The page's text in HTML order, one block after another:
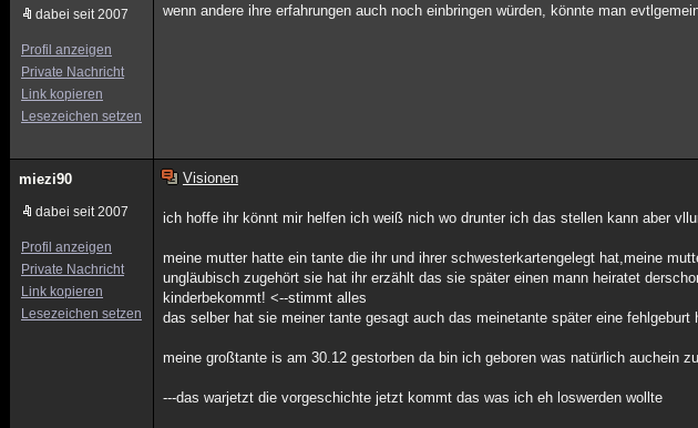
dabei seit 2007
Profil anzeigen
Private Nachricht
Link kopieren
Lesezeichen setzen
wenn andere ihre erfahrungen auch noch einbringen würden, könnte man
miezi90
dabei seit 2007
Profil anzeigen
Private Nachricht
Link kopieren
Lesezeichen setzen
Visionen
ich hoffe ihr könnt mir helfen ich weiß nich wo drunter ich das stellen kann aber
meine mutter hatte ein tante die ihr und ihrer schwesterkartengelegt hat,meine
ungläubisch zugehört sie hat ihr erzählt das sie später einen mann heiratet
kinderbekommt! <--stimmt alles
das selber hat sie meiner tante gesagt auch das meinetante später eine
meine großtante is am 30.12 gestorben da bin ich geboren was natürlich auchein
---das warjetzt die vorgeschichte jetzt kommt das was ich eh loswerden wollte